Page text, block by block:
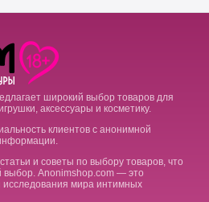
широкий выбор товаров для
аксессуары и косметику.
клиентов с анонимной
и советы по выбору товаров, что
выбор. Anonimshop.com — это
исследования мира интимных